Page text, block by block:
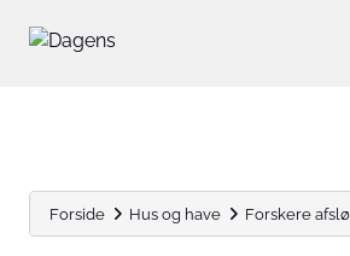
Forside Hus og have Forskere